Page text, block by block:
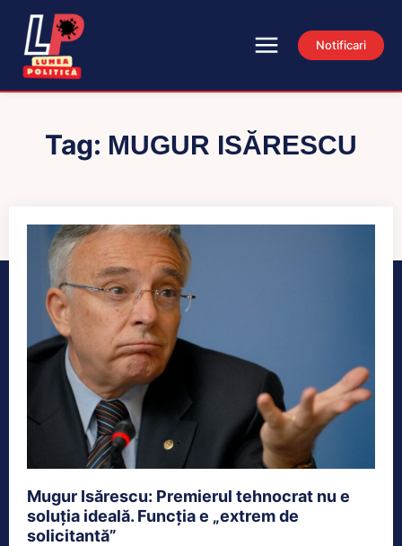
Notificari
Tag: MUGUR ISĂRESCU
Mugur Isărescu: Premierul tehnocrat nu e
soluția ideală. Funcția e „extrem de
solicitantă”